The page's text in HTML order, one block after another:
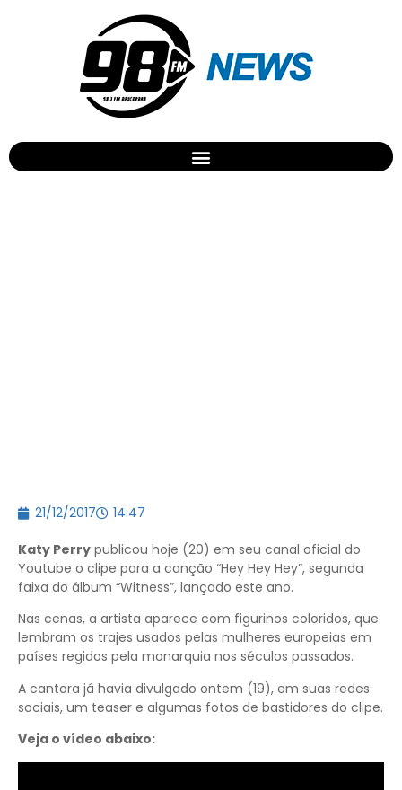
21/12/2017 14:47
Katy Perry publicou hoje (20) em seu canal oficial do
Youtube o clipe para a canção “Hey Hey Hey”, segunda
faixa do álbum “Witness”, lançado este ano.
Nas cenas, a artista aparece com figurinos coloridos, que
lembram os trajes usados pelas mulheres europeias em
países regidos pela monarquia nos séculos passados.
A cantora já havia divulgado ontem (19), em suas redes
sociais, um teaser e algumas fotos de bastidores do clipe.
Veja o vídeo abaixo: